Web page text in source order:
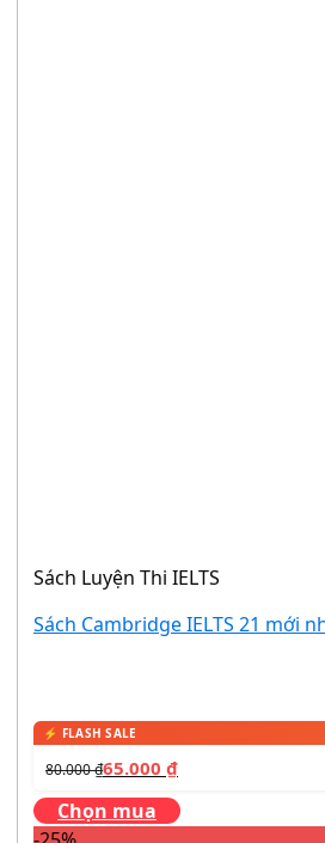
Sách Luyện Thi IELTS
Sách Cambridge IELTS 21 mới
80.000₫65.000 ₫
Chọn mua